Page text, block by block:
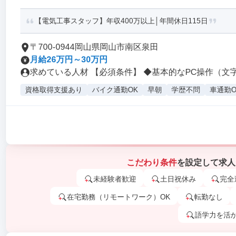
【電気工事スタッフ】年収400万以上│年間休日115日
〒700-0944岡山県岡山市南区泉田
月給26万円～30万円
求めている人材 【必須条件】 ◆基本的なPC操作（文
資格取得支援あり バイク通勤OK 早朝 学歴不問 車通勤
こだわり条件を設定して求
未経験者歓迎 土日祝休み 完全
在宅勤務（リモートワーク）OK 転勤なし
語学力を活